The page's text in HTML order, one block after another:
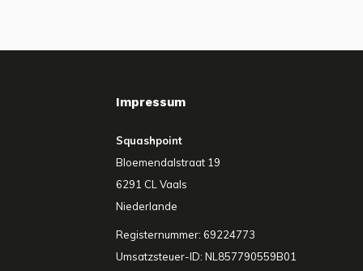
Impressum
Squashpoint
Bloemendalstraat 19
6291 CL Vaals
Niederlande
Registernummer: 69224773
Umsatzsteuer-ID: NL857790559B01